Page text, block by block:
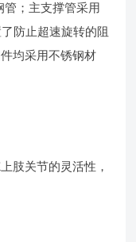
；主支撑管采用
防止超速旋转的阻
均采用不锈钢材
肢关节的灵活性，